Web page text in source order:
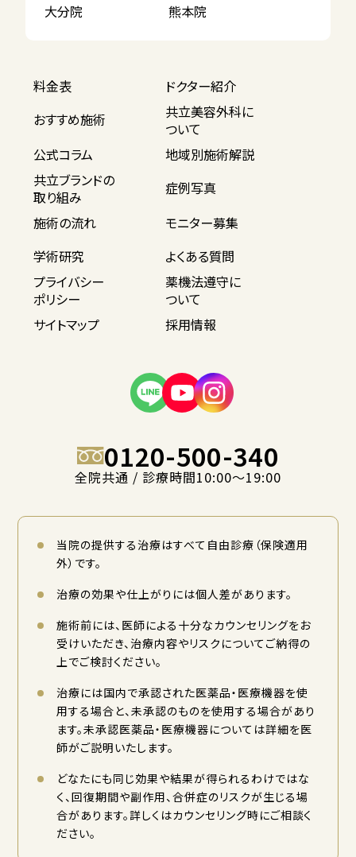
大分院 熊本院
料金表
ドクター紹介
おすすめ施術
共立美容外科に
ついて
公式コラム
地域別施術解説
共立ブランドの
取り組み
症例写真
施術の流れ
モニター募集
学術研究
よくある質問
プライバシー
ポリシー
薬機法遵守に
ついて
サイトマップ
採用情報
0120-500-340
全院共通 / 診療時間10:00〜19:00
当院の提供する治療はすべて自由診療（保険適用
外）です。
治療の効果や仕上がりには個人差があります。
施術前には、医師による十分なカウンセリングをお
受けいただき、治療内容やリスクについてご納得の
上でご検討ください。
治療には国内で承認された医薬品・医療機器を使
用する場合と、未承認のものを使用する場合があり
ます。未承認医薬品・医療機器については詳細を医
師がご説明いたします。
どなたにも同じ効果や結果が得られるわけではな
く、回復期間や副作用、合併症のリスクが生じる場
合があります。詳しくはカウンセリング時にご相談く
ださい。